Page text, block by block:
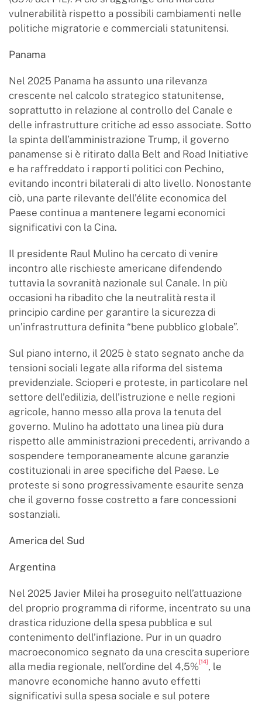
vulnerabilità rispetto a possibili cambiamenti nelle
politiche migratorie e commerciali statunitensi.
Panama
Nel 2025 Panama ha assunto una rilevanza
crescente nel calcolo strategico statunitense,
soprattutto in relazione al controllo del Canale e
delle infrastrutture critiche ad esso associate. Sotto
la spinta dell’amministrazione Trump, il governo
panamense si è ritirato dalla Belt and Road Initiative
e ha raffreddato i rapporti politici con Pechino,
evitando incontri bilaterali di alto livello. Nonostante
ciò, una parte rilevante dell’élite economica del
Paese continua a mantenere legami economici
significativi con la Cina.
Il presidente Raul Mulino ha cercato di venire
incontro alle rischieste americane difendendo
tuttavia la sovranità nazionale sul Canale. In più
occasioni ha ribadito che la neutralità resta il
principio cardine per garantire la sicurezza di
un’infrastruttura definita “bene pubblico globale”.
Sul piano interno, il 2025 è stato segnato anche da
tensioni sociali legate alla riforma del sistema
previdenziale. Scioperi e proteste, in particolare nel
settore dell’edilizia, dell’istruzione e nelle regioni
agricole, hanno messo alla prova la tenuta del
governo. Mulino ha adottato una linea più dura
rispetto alle amministrazioni precedenti, arrivando a
sospendere temporaneamente alcune garanzie
costituzionali in aree specifiche del Paese. Le
proteste si sono progressivamente esaurite senza
che il governo fosse costretto a fare concessioni
sostanziali.
America del Sud
Argentina
Nel 2025 Javier Milei ha proseguito nell’attuazione
del proprio programma di riforme, incentrato su una
drastica riduzione della spesa pubblica e sul
contenimento dell’inflazione. Pur in un quadro
macroeconomico segnato da una crescita superiore
alla media regionale, nell’ordine del 4,5%[14], le
manovre economiche hanno avuto effetti
significativi sulla spesa sociale e sul potere